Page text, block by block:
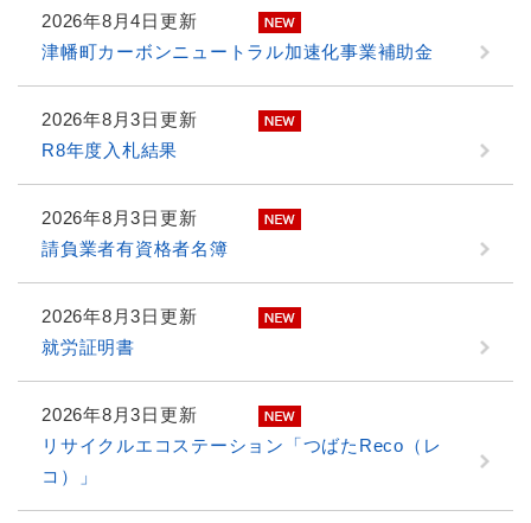
2026年8月4日更新
津幡町カーボンニュートラル加速化事業補助金
2026年8月3日更新
R8年度入札結果
2026年8月3日更新
請負業者有資格者名簿
2026年8月3日更新
就労証明書
2026年8月3日更新
リサイクルエコステーション「つばたReco（レ
コ）」